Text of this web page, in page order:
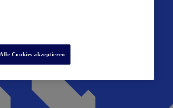
Alle Cookies akzeptieren